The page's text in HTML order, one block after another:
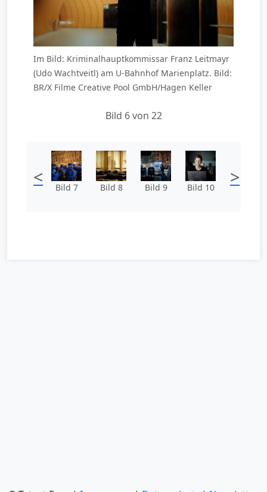
Im Bild: Kriminalhauptkommissar Franz Leitmayr
(Udo Wachtveitl) am U-Bahnhof Marienplatz. Bild:
BR/X Filme Creative Pool GmbH/Hagen Keller
Bild 6 von 22
< Bild 7 Bild 8 Bild 9 Bild 10 >